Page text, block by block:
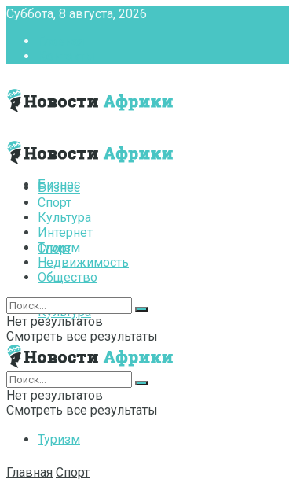
Суббота, 8 августа, 2026
Бизнес
Спорт
Культура
Интернет
Туризм
Бизнес
Спорт
Культура
Интернет
Туризм
Недвижимость
Общество
Нет результатов
Смотреть все результаты
Нет результатов
Смотреть все результаты
Главная Спорт